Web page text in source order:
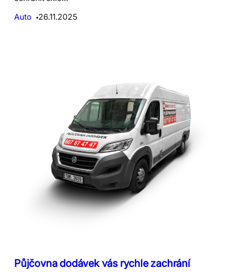
Auto
26.11.2025
Půjčovna dodávek vás rychle zachrání